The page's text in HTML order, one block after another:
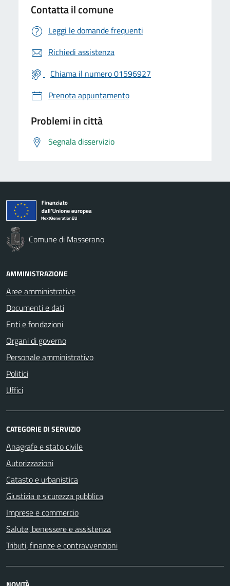
Contatta il comune
Leggi le domande frequenti
Richiedi assistenza
Chiama il numero 01596927
Prenota appuntamento
Problemi in città
Segnala disservizio
Comune di Masserano
AMMINISTRAZIONE
Aree amministrative
Documenti e dati
Enti e fondazioni
Organi di governo
Personale amministrativo
Politici
Uffici
CATEGORIE DI SERVIZIO
Anagrafe e stato civile
Autorizzazioni
Catasto e urbanistica
Giustizia e sicurezza pubblica
Imprese e commercio
Salute, benessere e assistenza
Tributi, finanze e contravvenzioni